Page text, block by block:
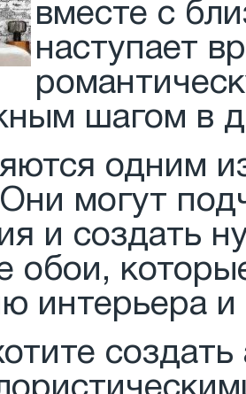
вместе с
наступает
шагом в
одним
могут
и создать
обои,
интерьера